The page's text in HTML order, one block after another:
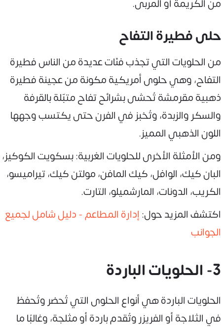
من الكريمة أو المربى.
حلى فطيرة التفاح
من الحلويات التي تجذب فئات عديدة من الناس فطيرة
التفاح، وهي حلوى أمريكية مكونة من عجينة فطيرة
ذهبية مقرمشة تُحشى بشرائح تفاح متبّلة بالقرفة
والسكر والزبدة، وتُخبز في الفرن حتى يكتسب وجهها
اللون الذهبي المميز.
ومن الأمثلة الأخرى للحلويات الغربية: بسكويت الكوكيز،
البان كيك، الوافل، كيك المافن، مولتن كيك، تيراميسو،
الكريب، الدونات، المارشميلو، التارت.
اكتشف المزيد حول:إدارة المطاعم - دليل شامل لجميع
الجوانب
3- الحلويات الباردة
الحلويات الباردة هي أنواع الحلوى التي تُحضر وتُحفظ
في الثلاجة أو الفريزر وتُقدم باردة أو مثلجة، وغالبًا ما